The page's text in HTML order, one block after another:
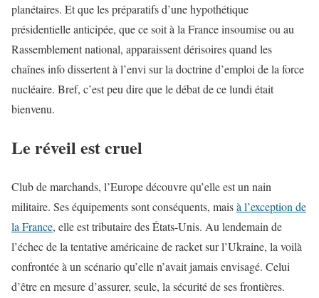
planétaires. Et que les préparatifs d’une hypothétique
présidentielle anticipée, que ce soit à la France insoumise ou au
Rassemblement national, apparaissent dérisoires quand les
chaînes info dissertent à l’envi sur la doctrine d’emploi de la force
nucléaire. Bref, c’est peu dire que le débat de ce lundi était
bienvenu.
Le réveil est cruel
Club de marchands, l’Europe découvre qu’elle est un nain
militaire. Ses équipements sont conséquents, maisà l’exception de
la France, elle est tributaire des États-Unis. Au lendemain de
l’échec de la tentative américaine de racket sur l’Ukraine, la voilà
confrontée à un scénario qu’elle n’avait jamais envisagé. Celui
d’être en mesure d’assurer, seule, la sécurité de ses frontières.